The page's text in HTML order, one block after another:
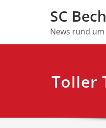
SC
News rund um
Toller